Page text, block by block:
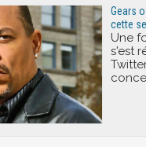
Gears
cette
Une
s'est